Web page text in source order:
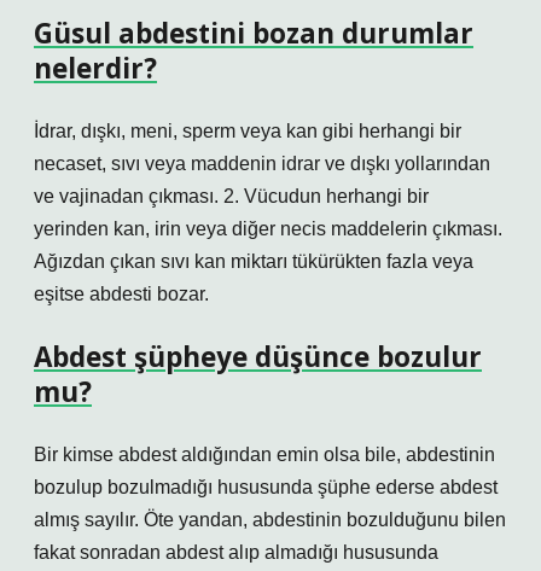
Güsul abdestini bozan durumlar
nelerdir?
İdrar, dışkı, meni, sperm veya kan gibi herhangi bir
necaset, sıvı veya maddenin idrar ve dışkı yollarından
ve vajinadan çıkması. 2. Vücudun herhangi bir
yerinden kan, irin veya diğer necis maddelerin çıkması.
Ağızdan çıkan sıvı kan miktarı tükürükten fazla veya
eşitse abdesti bozar.
Abdest şüpheye düşünce bozulur
mu?
Bir kimse abdest aldığından emin olsa bile, abdestinin
bozulup bozulmadığı hususunda şüphe ederse abdest
almış sayılır. Öte yandan, abdestinin bozulduğunu bilen
fakat sonradan abdest alıp almadığı hususunda